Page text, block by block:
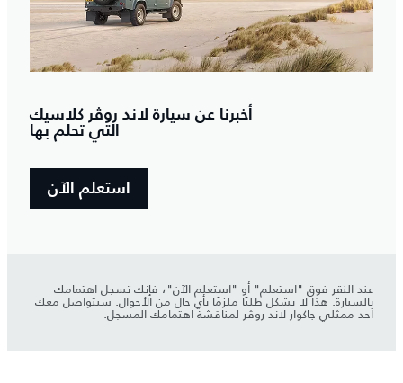
أخبرنا عن سيارة لاند روڤر كلاسيك
التي تحلم بها
استعلم الآن
عند النقر فوق "استعلم" أو "استعلم الآن"، فإنك تسجل اهتمامك
بالسيارة. هذا لا يشكل طلبًا ملزمًا بأي حال من الأحوال. سيتواصل معك
أحد ممثلي جاكوار لاند روڤر لمناقشة اهتمامك المسجل.